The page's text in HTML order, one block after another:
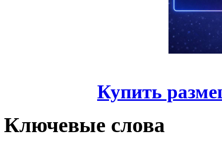
Купить
Ключевые слова